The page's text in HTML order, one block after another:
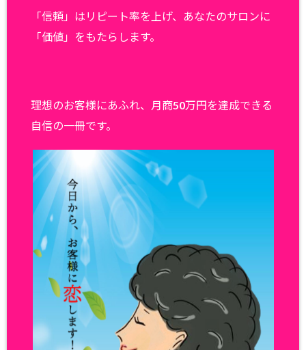
「信頼」はリピート率を上げ、あなたのサロンに
「価値」をもたらします。
理想のお客様にあふれ、月商50万円を達成できる
自信の一冊です。